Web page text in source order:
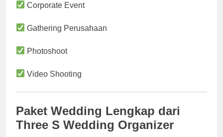
Corporate Event
Gathering Perusahaan
Photoshoot
Video Shooting
Paket Wedding Lengkap dari
Three S Wedding Organizer